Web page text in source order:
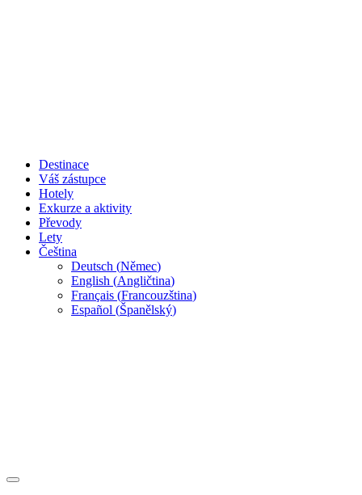
Destinace
Váš zástupce
Hotely
Exkurze a aktivity
Převody
Lety
Čeština
Deutsch (Němec)
English (Angličtina)
Français (Francouzština)
Español (Španělský)